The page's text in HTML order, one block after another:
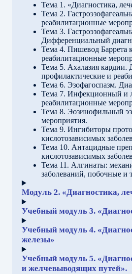
Тема 1. «Диагностика,
Тема 2.
реабилитационные
Тема 3.
Дифференциальный
Тема 4. Пишевод Баррета
реабилитационные
Тема 5. Ахалазия кардии.
профилактические и
Тема 6. Эзофагоспазм.
Тема 7. Инфекционный и
реабилитационные
Тема 8. Эозинофильный
мероприятия.
Тема 9. Ингибиторы
кислотозависимых
Тема 10. Антацидные
кислотозависимых
Тема 11. Алгинаты:
заболеваний, побочные и
Модуль 2. «Диагностика,
Учебный модуль 3.
Учебный модуль 4.
железы»
Учебный модуль 5.
и желчевыводящих путей».